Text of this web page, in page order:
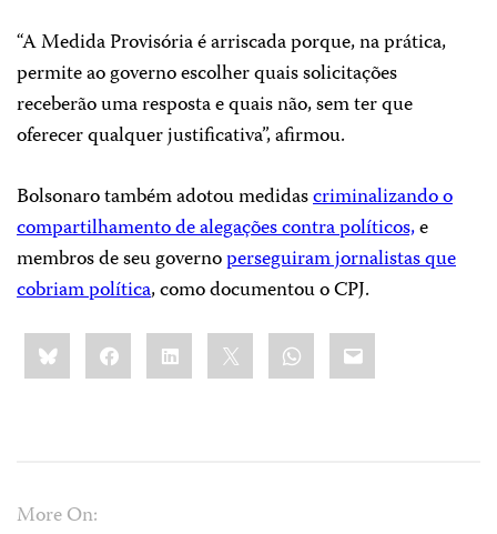
“A Medida Provisória é arriscada porque, na prática,
permite ao governo escolher quais solicitações
receberão uma resposta e quais não, sem ter que
oferecer qualquer justificativa”, afirmou.
Bolsonaro também adotou medidascriminalizando o
compartilhamento de alegações contra políticos,e
membros de seu governoperseguiram jornalistas que
cobriam política, como documentou o CPJ.
Share
this:BlueskyFacebookLinkedIn WhatsApp
Email
More On: